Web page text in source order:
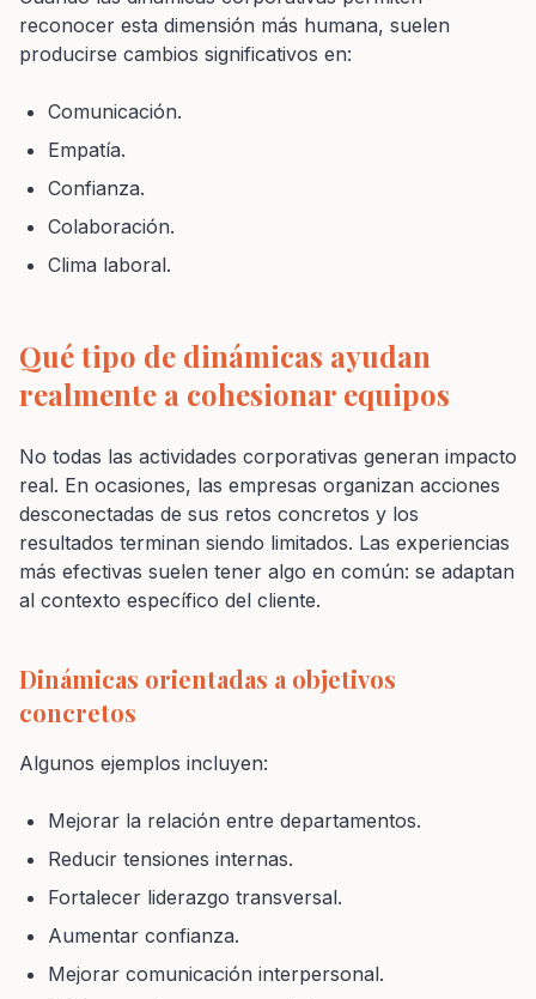
reconocer esta dimensión más humana, suelen
producirse cambios significativos en:
Comunicación.
Empatía.
Confianza.
Colaboración.
Clima laboral.
Qué tipo de dinámicas ayudan
realmente a cohesionar equipos
No todas las actividades corporativas generan impacto
real. En ocasiones, las empresas organizan acciones
desconectadas de sus retos concretos y los
resultados terminan siendo limitados. Las experiencias
más efectivas suelen tener algo en común: se adaptan
al contexto específico del cliente.
Dinámicas orientadas a objetivos
concretos
Algunos ejemplos incluyen:
Mejorar la relación entre departamentos.
Reducir tensiones internas.
Fortalecer liderazgo transversal.
Aumentar confianza.
Mejorar comunicación interpersonal.